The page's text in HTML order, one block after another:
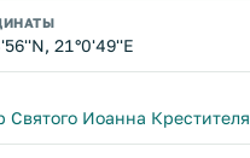
21°0'49''E
Святого Иоанна Крестителя